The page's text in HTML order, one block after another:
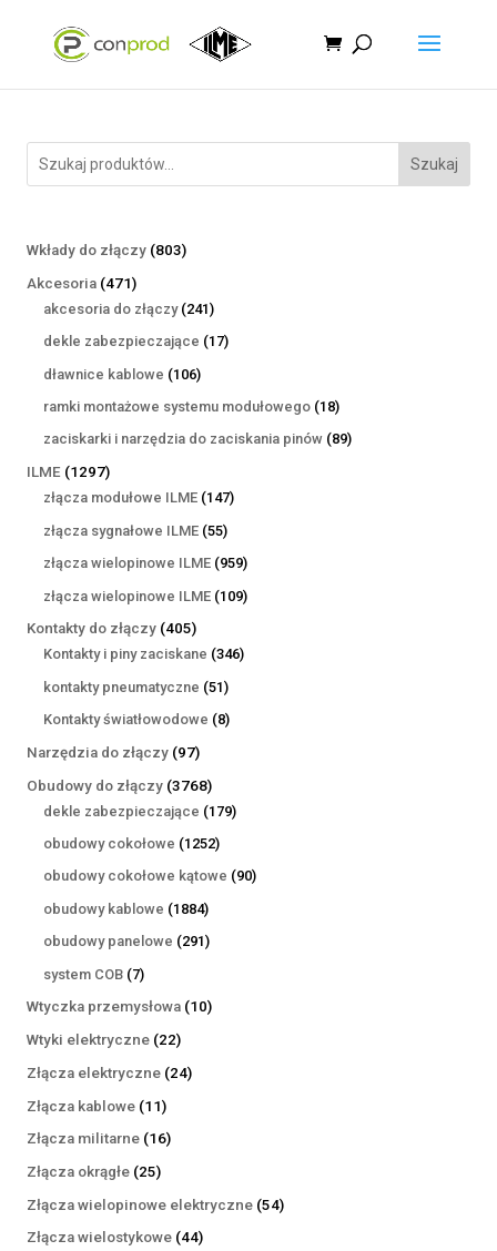
Szukaj
Wkłady do złączy 803803
Akcesoria 471471
produktów
akcesoria do złączy 241241
produktów
dekle zabezpieczające 1717
dławnice kablowe 106106
produktów
ramki montażowe systemu modułowego 1818
produktów
zaciskarki i narzędzia do zaciskania pinów 8989
ILME 12971297
produktów
złącza modułowe ILME 147147
złącza sygnałowe ILME 5555
produktów
złącza wielopinowe ILME 959959
produktów
złącza wielopinowe ILME 109109
Kontakty do złączy 405405
produktów
Kontakty i piny zaciskane 346346
kontakty pneumatyczne 5151
produktów
Kontakty światłowodowe 88
Narzędzia do złączy 9797
produktów
Obudowy do złączy 37683768
produktów
dekle zabezpieczające 179179
obudowy cokołowe 12521252
produkty
obudowy cokołowe kątowe 9090
obudowy kablowe 18841884
produkty
obudowy panelowe 291291
system COB 77
produktów
Wtyczka przemysłowa 1010
Wtyki elektryczne 2222
produkty
Złącza elektryczne 2424
Złącza kablowe 1111
produktów
Złącza militarne 1616
Złącza okrągłe 2525
produktów
Złącza wielopinowe elektryczne 5454
Złącza wielostykowe 4444